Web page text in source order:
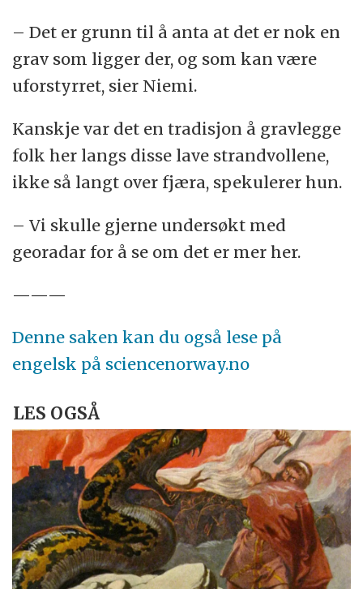
– Det er grunn til å anta at det er nok en
grav som ligger der, og som kan være
uforstyrret, sier Niemi.
Kanskje var det en tradisjon å gravlegge
folk her langs disse lave strandvollene,
ikke så langt over fjæra, spekulerer hun.
– Vi skulle gjerne undersøkt med
georadar for å se om det er mer her.
———
Denne saken kan du også lese på
engelsk på sciencenorway.no
LES OGSÅ